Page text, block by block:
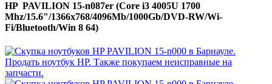
HP PAVILION 15-n087er (Core i3 4005U 1700
Mhz/15.6"/1366x768/4096Mb/1000Gb/DVD-RW/Wi-
Fi/Bluetooth/Win 8 64)